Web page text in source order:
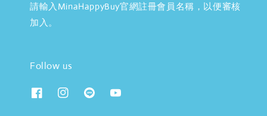
請輸入MinaHappyBuy官網註冊會員名稱，以便審核
加入。
Follow us